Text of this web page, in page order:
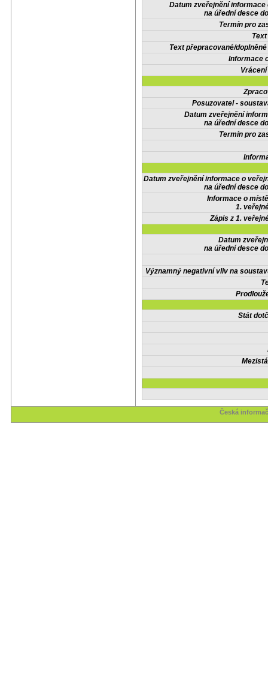
Datum zveřejnění informace
na úřední desce
Termín pro
Text přepracované/
Informace
Posuzovatel -
Datum zveřejnění
na úřední desce
Termín pro
Datum zveřejnění informace o
na úřední desce
Informace o
1.
Zápis z 1.
Datum
na úřední desce
Významný negativní vliv na
Stát
Česká